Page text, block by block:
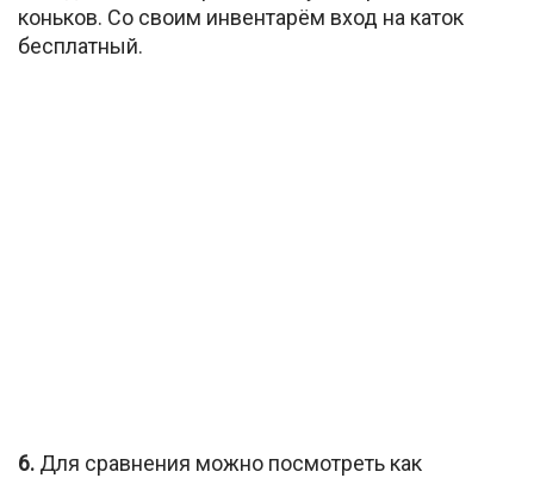
коньков. Со своим инвентарём вход на каток
бесплатный.
6. Для сравнения можно посмотреть как